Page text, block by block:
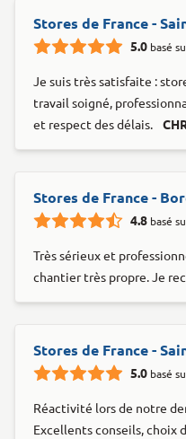
Stores de France -
5.0 basé
Je suis très satisfaite :
travail soigné,
et respect des délais.
Stores de France -
4.8 basé
Très sérieux et
chantier très propre. Je
Stores de France -
5.0 basé
Réactivité lors de notre
Excellents conseils, choix